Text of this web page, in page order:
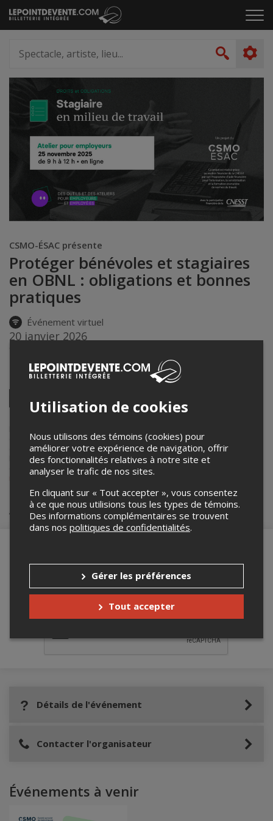
Passer
au
le
artiste,
lieu...
CSMO-ÉSAC présente
Protéger bénévoles et stagiaires
en OBNL : obligations et bonnes
pratiques
Événement virtuel
20 janvier 2026
Partagez cet événement
Facebook LinkedinPinterestEnvoyer
dans le cadre de l’affichage en ligne et la vente de billets pour ses
événements.
Pour plus d’information à propos de cet événement, veuillez
contacter l’organisateur de l’événement,
releve@csmoesac.qc.ca.
Achat de billets
Merci de confirmer que vous n'êtes pas un
robot ci-bas.
Détails de l'événement
Contacter l'organisateur
Événements à venir
Utilisation de cookies
Nous utilisons des témoins (cookies) pour
améliorer votre expérience de navigation, offrir
des fonctionnalités relatives à notre site et
analyser le trafic de nos sites.
En cliquant sur « Tout accepter », vous consentez
à ce que nous utilisions tous les types de témoins.
Des informations complémentaires se trouvent
dans nos politiques de confidentialités.
Gérer les préférences
Tout accepter